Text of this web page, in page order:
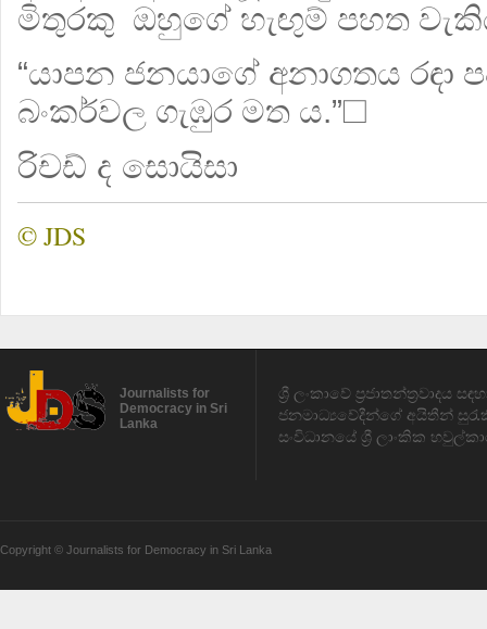
මිතුරකු ඔහුගේ හැඟුම් පහත
“යාපන ජනයාගේ අනාගතය
බංකර්වල ගැඹුර මත ය.”☐
රිචඩ් ද සොයිසා
© JDS
Journalists for
Democracy in Sri
Lanka
ශ්‍රී ලංකාවේ ප්‍රජාතන්ත්‍රවාදය
ජනමාධ්‍යවේදීන්ගේ අයිතීන්
සංවිධානයේ ශ්‍රී ලාංකික
Copyright © Journalists for Democracy in Sri Lanka